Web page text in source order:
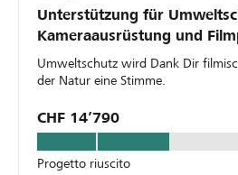
Unterstützung für
Kameraausrüstung und
Umweltschutz wird Dank Dir
der Natur eine Stimme.
CHF 14’790
Progetto riuscito